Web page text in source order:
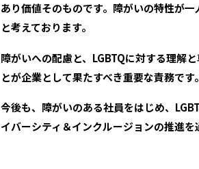
あり価値そのものです。障がいの特性が
と考えております。
障がいへの配慮と、LGBTQに対する理解
とが企業として果たすべき重要な責務です
今後も、障がいのある社員をはじめ、
イバーシティ＆インクルージョンの推進